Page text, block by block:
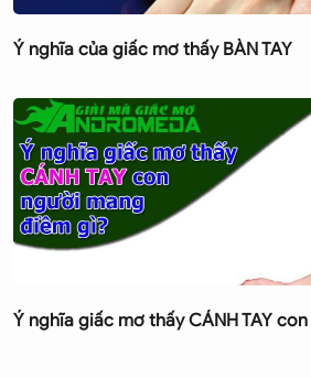
Ý nghĩa của giấc mơ thấy BÀN TAY
Ý nghĩa giấc mơ thấy CÁNH TAY